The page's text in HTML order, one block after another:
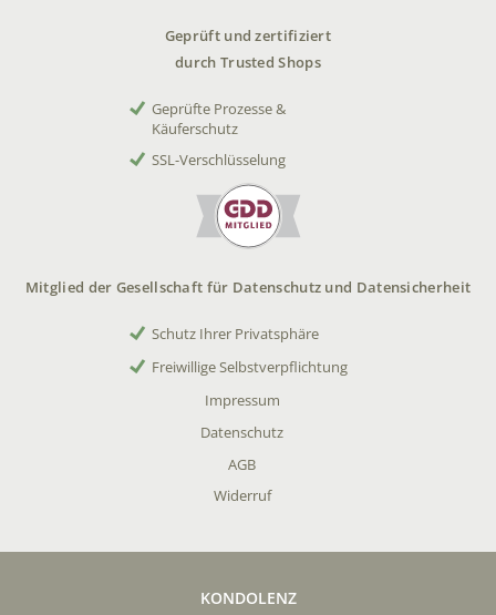
Geprüft und zertifiziert
durch Trusted Shops
Geprüfte Prozesse &
Käuferschutz
SSL-Verschlüsselung
Mitglied der Gesellschaft für Datenschutz und Datensicherheit
Schutz Ihrer Privatsphäre
Freiwillige Selbstverpflichtung
Impressum
Datenschutz
AGB
Widerruf
KONDOLENZ